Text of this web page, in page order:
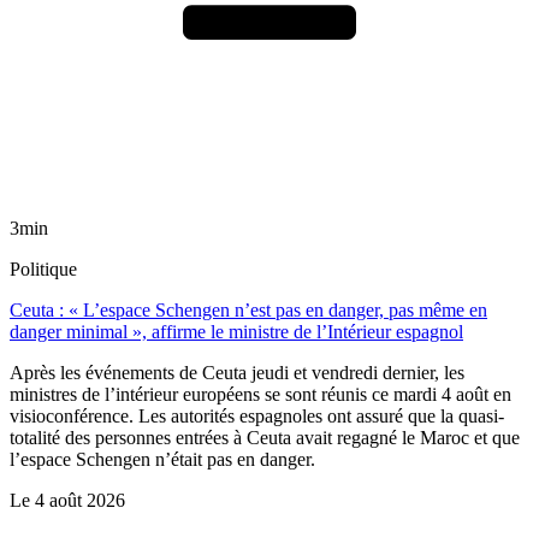
3min
Politique
Ceuta : « L’espace Schengen n’est pas en danger, pas même en
danger minimal », affirme le ministre de l’Intérieur espagnol
Après les événements de Ceuta jeudi et vendredi dernier, les
ministres de l’intérieur européens se sont réunis ce mardi 4 août en
visioconférence. Les autorités espagnoles ont assuré que la quasi-
totalité des personnes entrées à Ceuta avait regagné le Maroc et que
l’espace Schengen n’était pas en danger.
Le 4 août 2026